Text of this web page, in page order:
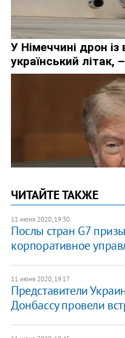
ЧИТАЙТЕ ТАКЖЕ
11 июня 2020, 19:30
​Послы стран G7
корпоративное
11 июня 2020, 19:17
Представители
Донбассу провели